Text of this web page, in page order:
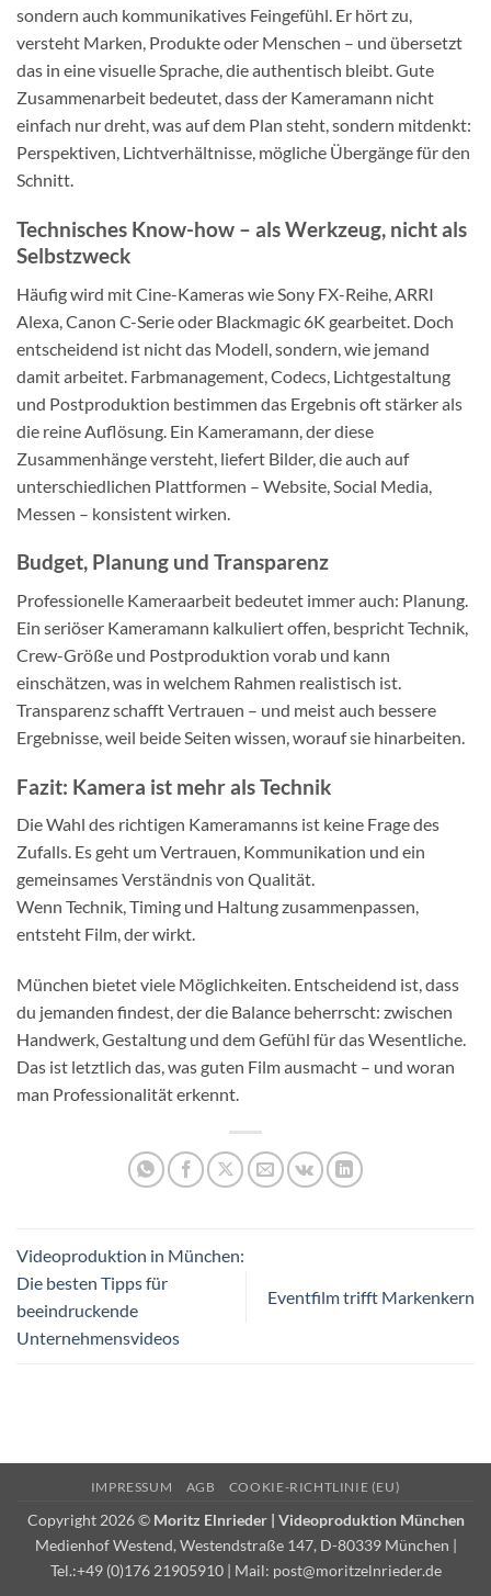
sondern auch kommunikatives Feingefühl. Er hört zu,
versteht Marken, Produkte oder Menschen – und übersetzt
das in eine visuelle Sprache, die authentisch bleibt. Gute
Zusammenarbeit bedeutet, dass der Kameramann nicht
einfach nur dreht, was auf dem Plan steht, sondern mitdenkt:
Perspektiven, Lichtverhältnisse, mögliche Übergänge für den
Schnitt.
Technisches Know-how – als Werkzeug, nicht als
Selbstzweck
Häufig wird mit Cine-Kameras wie Sony FX-Reihe, ARRI
Alexa, Canon C-Serie oder Blackmagic 6K gearbeitet. Doch
entscheidend ist nicht das Modell, sondern, wie jemand
damit arbeitet. Farbmanagement, Codecs, Lichtgestaltung
und Postproduktion bestimmen das Ergebnis oft stärker als
die reine Auflösung. Ein Kameramann, der diese
Zusammenhänge versteht, liefert Bilder, die auch auf
unterschiedlichen Plattformen – Website, Social Media,
Messen – konsistent wirken.
Budget, Planung und Transparenz
Professionelle Kameraarbeit bedeutet immer auch: Planung.
Ein seriöser Kameramann kalkuliert offen, bespricht Technik,
Crew-Größe und Postproduktion vorab und kann
einschätzen, was in welchem Rahmen realistisch ist.
Transparenz schafft Vertrauen – und meist auch bessere
Ergebnisse, weil beide Seiten wissen, worauf sie hinarbeiten.
Fazit: Kamera ist mehr als Technik
Die Wahl des richtigen Kameramanns ist keine Frage des
Zufalls. Es geht um Vertrauen, Kommunikation und ein
gemeinsames Verständnis von Qualität.
Wenn Technik, Timing und Haltung zusammenpassen,
entsteht Film, der wirkt.
München bietet viele Möglichkeiten. Entscheidend ist, dass
du jemanden findest, der die Balance beherrscht: zwischen
Handwerk, Gestaltung und dem Gefühl für das Wesentliche.
Das ist letztlich das, was guten Film ausmacht – und woran
man Professionalität erkennt.
Videoproduktion in München:
Die besten Tipps für
beeindruckende
Unternehmensvideos
Eventfilm trifft Markenkern
IMPRESSUM AGB COOKIE-RICHTLINIE (EU)
Copyright 2026 © Moritz Elnrieder | Videoproduktion München
Medienhof Westend, Westendstraße 147, D-80339 München |
Tel.:+49 (0)176 21905910| Mail: post@moritzelnrieder.de